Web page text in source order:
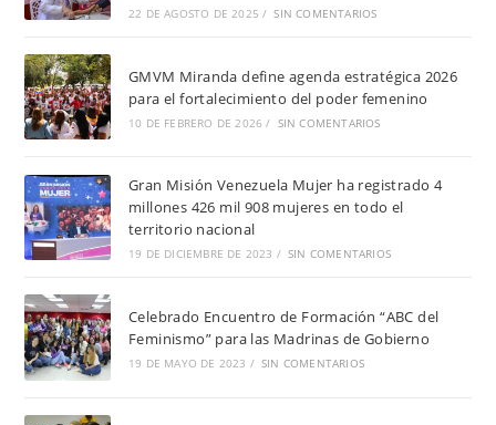
22 DE AGOSTO DE 2025 / SIN COMENTARIOS
GMVM Miranda define agenda estratégica 2026
para el fortalecimiento del poder femenino
10 DE FEBRERO DE 2026 / SIN COMENTARIOS
Gran Misión Venezuela Mujer ha registrado 4
millones 426 mil 908 mujeres en todo el
territorio nacional
19 DE DICIEMBRE DE 2023 / SIN COMENTARIOS
Celebrado Encuentro de Formación “ABC del
Feminismo” para las Madrinas de Gobierno
19 DE MAYO DE 2023 / SIN COMENTARIOS